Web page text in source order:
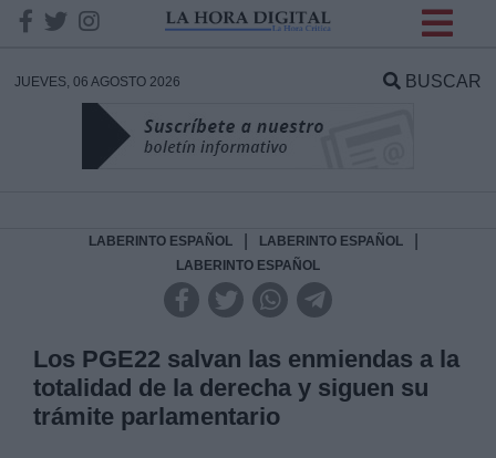
JUEVES, 06 AGOSTO 2026 BUSCAR
LABERINTO ESPAÑOL LABERINTO ESPAÑOL
LABERINTO ESPAÑOL
Los PGE22 salvan las enmiendas a la
totalidad de la derecha y siguen su
trámite parlamentario
DATOS
Responsable: